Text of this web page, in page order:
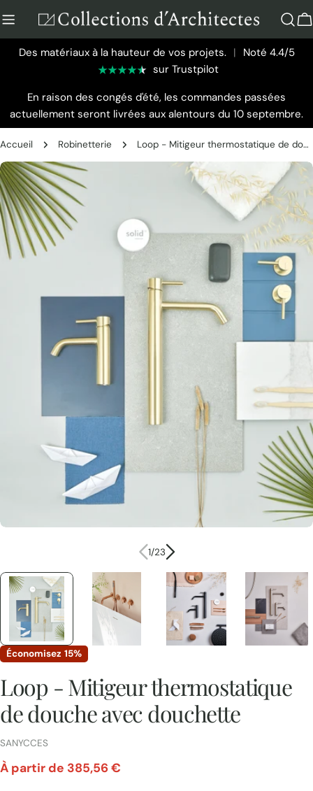
au
contenu
Des matériaux à la hauteur de vos projets. | Noté 4.4/5
sur Trustpilot
En raison des congés d'été, les commandes passées
actuellement seront livrées aux alentours du 10 septembre.
Accueil Robinetterie Loop - Mitigeur thermostatique de douche avec douchette
Passer
aux
informations
sur
le
produit
le média 0 en mode modal
1/23
Économisez 15%
Loop - Mitigeur thermostatique
de douche avec douchette
FOURNISSEUR:
SANYCCES
Prix
À partir de 385,56 €